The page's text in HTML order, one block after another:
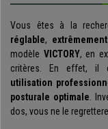
Vous êtes à la
réglable,
modèle VICTORY, en
critères. En effet, il
utilisation
posturale optimale.
dos, vous ne le